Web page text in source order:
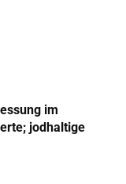
im
jodhaltige